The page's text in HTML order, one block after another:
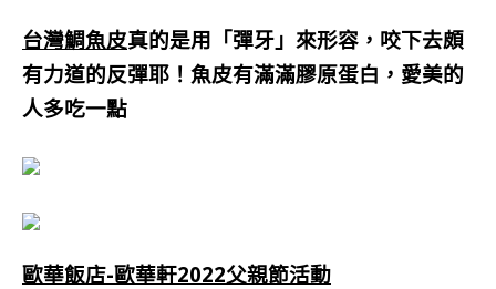
台灣鯛魚皮真的是用「彈牙」來形容，咬下去頗
有力道的反彈耶！魚皮有滿滿膠原蛋白，愛美的
人多吃一點
歐華飯店-歐華軒2022父親節活動